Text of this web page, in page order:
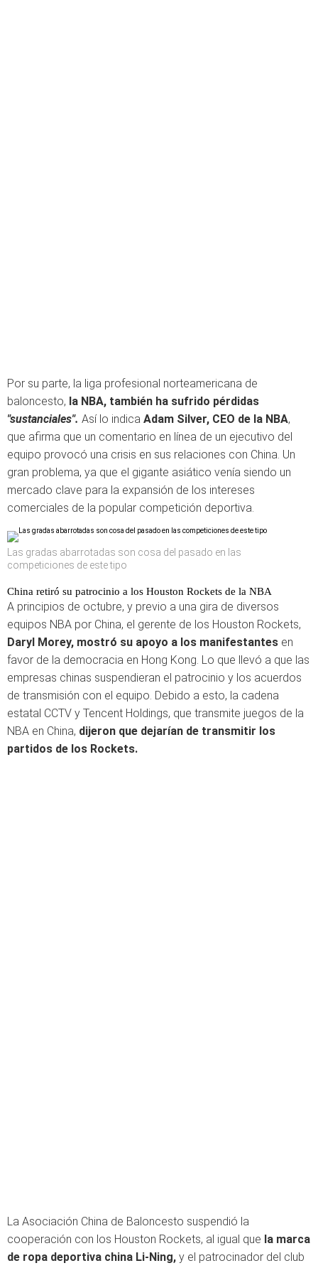
Por su parte, la liga profesional norteamericana de
baloncesto, la NBA, también ha sufrido pérdidas
"sustanciales". Así lo indica Adam Silver, CEO de la NBA,
que afirma que un comentario en línea de un ejecutivo del
equipo provocó una crisis en sus relaciones con China. Un
gran problema, ya que el gigante asiático venía siendo un
mercado clave para la expansión de los intereses
comerciales de la popular competición deportiva.
Las gradas abarrotadas son cosa del pasado en las
competiciones de este tipo
China retiró su patrocinio a los Houston Rockets de la NBA
A principios de octubre, y previo a una gira de diversos
equipos NBA por China, el gerente de los Houston Rockets,
Daryl Morey, mostró su apoyo a los manifestantes en
favor de la democracia en Hong Kong. Lo que llevó a que las
empresas chinas suspendieran el patrocinio y los acuerdos
de transmisión con el equipo. Debido a esto, la cadena
estatal CCTV y Tencent Holdings, que transmite juegos de la
NBA en China, dijeron que dejarían de transmitir los
partidos de los Rockets.
La Asociación China de Baloncesto suspendió la
cooperación con los Houston Rockets, al igual que la marca
de ropa deportiva china Li-Ning, y el patrocinador del club